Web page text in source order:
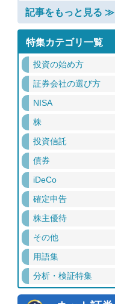
記事をもっと見る ≫
特集カテゴリ一覧
投資の始め方
証券会社の選び方
NISA
株
投資信託
債券
iDeCo
確定申告
株主優待
その他
用語集
分析・検証特集